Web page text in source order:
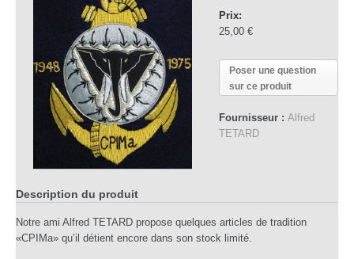
Prix:
25,00 €
Poser une question
sur ce produit
Fournisseur : Alfred
TETARD
Description du produit
Notre ami Alfred TETARD propose quelques articles de tradition
«CPIMa» qu’il détient encore dans son stock limité.